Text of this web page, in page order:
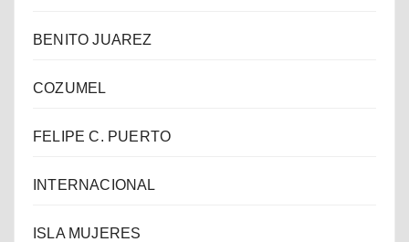
BENITO JUAREZ
COZUMEL
FELIPE C. PUERTO
INTERNACIONAL
ISLA MUJERES